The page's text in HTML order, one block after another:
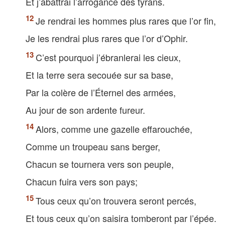
Je rendrai les hommes plus rares que l’or fin,
Je les rendrai plus rares que l’or d’Ophir.
C’est pourquoi j’ébranlerai les cieux,
Et la terre sera secouée sur sa base,
Par la colère de l’Éternel des armées,
Au jour de son ardente fureur.
Alors, comme une gazelle effarouchée,
Comme un troupeau sans berger,
Chacun se tournera vers son peuple,
Chacun fuira vers son pays;
Tous ceux qu’on trouvera seront percés,
Et tous ceux qu’on saisira tomberont par l’épée.